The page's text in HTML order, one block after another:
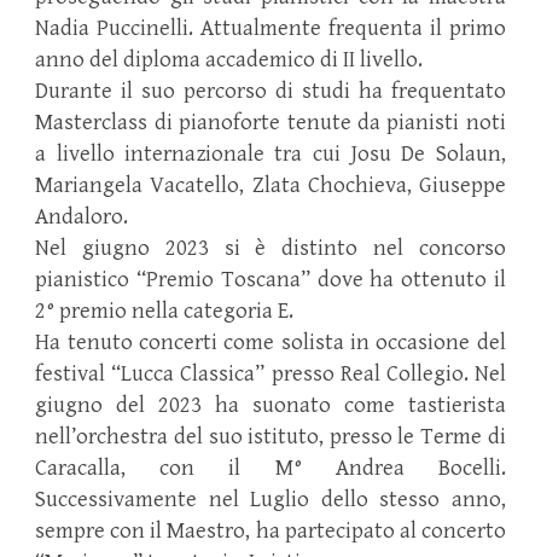
Nadia Puccinelli. Attualmente frequenta il primo
anno del diploma accademico di II livello.
Durante il suo percorso di studi ha frequentato
Masterclass di pianoforte tenute da pianisti noti
a livello internazionale tra cui Josu De Solaun,
Mariangela Vacatello, Zlata Chochieva, Giuseppe
Andaloro.
Nel giugno 2023 si è distinto nel concorso
pianistico “Premio Toscana” dove ha ottenuto il
2° premio nella categoria E.
Ha tenuto concerti come solista in occasione del
festival “Lucca Classica” presso Real Collegio. Nel
giugno del 2023 ha suonato come tastierista
nell’orchestra del suo istituto, presso le Terme di
Caracalla, con il M° Andrea Bocelli.
Successivamente nel Luglio dello stesso anno,
sempre con il Maestro, ha partecipato al concerto